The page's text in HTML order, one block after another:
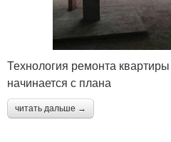
Технология ремонта
начинается с плана
читать дальше →